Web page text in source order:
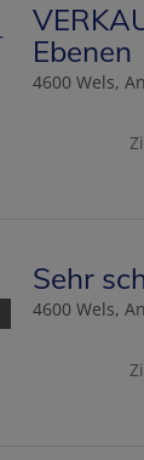
Ebenen
4600 Wels,
Sehr
4600 Wels,